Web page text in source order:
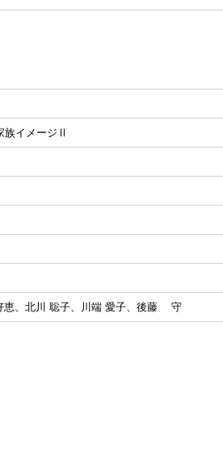
族イメージⅡ
恵、北川 聡子、川端 愛子、後藤 守